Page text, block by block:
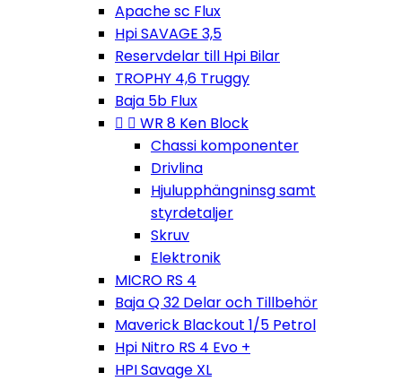
Apache sc Flux
Hpi SAVAGE 3,5
Reservdelar till Hpi Bilar
TROPHY 4,6 Truggy
Baja 5b Flux
  WR 8 Ken Block
Chassi komponenter
Drivlina
Hjulupphängninsg samt
styrdetaljer
Skruv
Elektronik
MICRO RS 4
Baja Q 32 Delar och Tillbehör
Maverick Blackout 1/5 Petrol
Hpi Nitro RS 4 Evo +
HPI Savage XL